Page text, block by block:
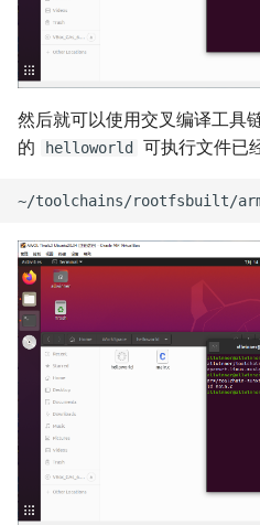
然后就可以使用交叉编译工具
的
helloworld 可执行文件已